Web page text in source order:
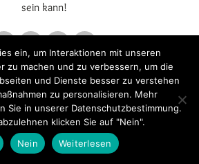
sein kann!
ein, um Interaktionen mit unseren
zu machen und zu verbessern, um die
und Dienste besser zu verstehen
zu personalisieren. Mehr
Sie in unserer Datenschutzbestimmung.
klicken Sie auf "Nein".
Nein Weiterlesen